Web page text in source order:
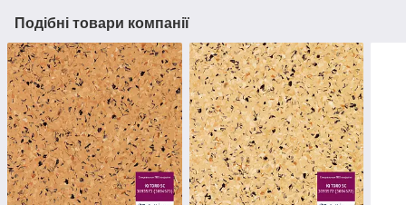
Подібні товари компанії